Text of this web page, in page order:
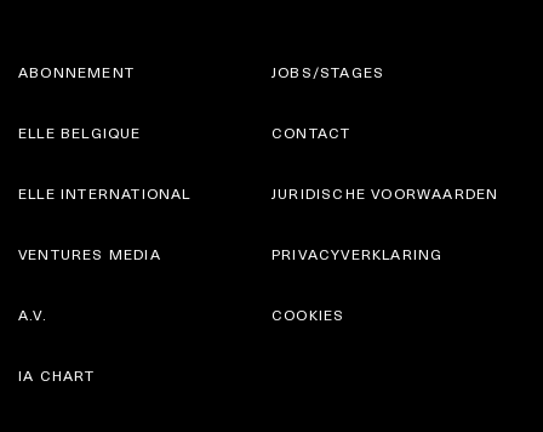
ABONNEMENT
ELLE BELGIQUE
JOBS/STAGES
CONTACT
ELLE INTERNATIONAL
VENTURES MEDIA
JURIDISCHE VOORWAARDEN
PRIVACYVERKLARING
A.V.
IA CHART
COOKIES